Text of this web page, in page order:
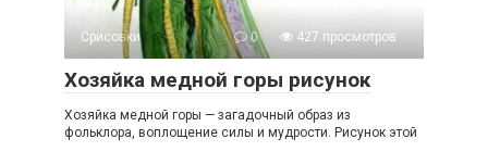
Срисовки 0 427 просмотров
Хозяйка медной горы рисунок
Хозяйка медной горы — загадочный образ из
фольклора, воплощение силы и мудрости. Рисунок этой